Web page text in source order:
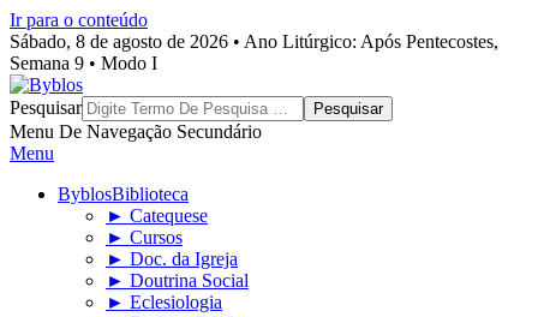
Ir para o conteúdo
Sábado, 8 de agosto de 2026 • Ano Litúrgico: Após Pentecostes,
Semana 9 • Modo I
Byblos
Pesquisar
Menu De Navegação Secundário
Menu
ByblosBiblioteca
► Catequese
► Cursos
► Doc. da Igreja
► Doutrina Social
► Eclesiologia